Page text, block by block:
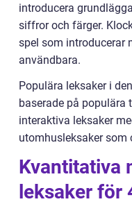
introducera
siffror och färger.
spel som introducerar
användbara.
Populära leksaker i
baserade på populära
interaktiva leksaker
utomhusleksaker som
Kvantitativa
leksaker för